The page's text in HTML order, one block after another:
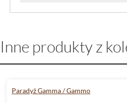
Inne produkty z
Paradyż Gamma / Gammo